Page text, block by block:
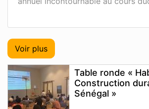
Voir plus
Table ronde «
Construction
Sénégal »